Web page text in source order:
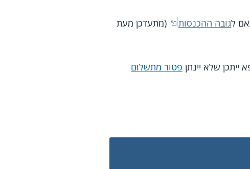
גובה ההכנסות
(מתעדכן מעת
פטור מתשלום